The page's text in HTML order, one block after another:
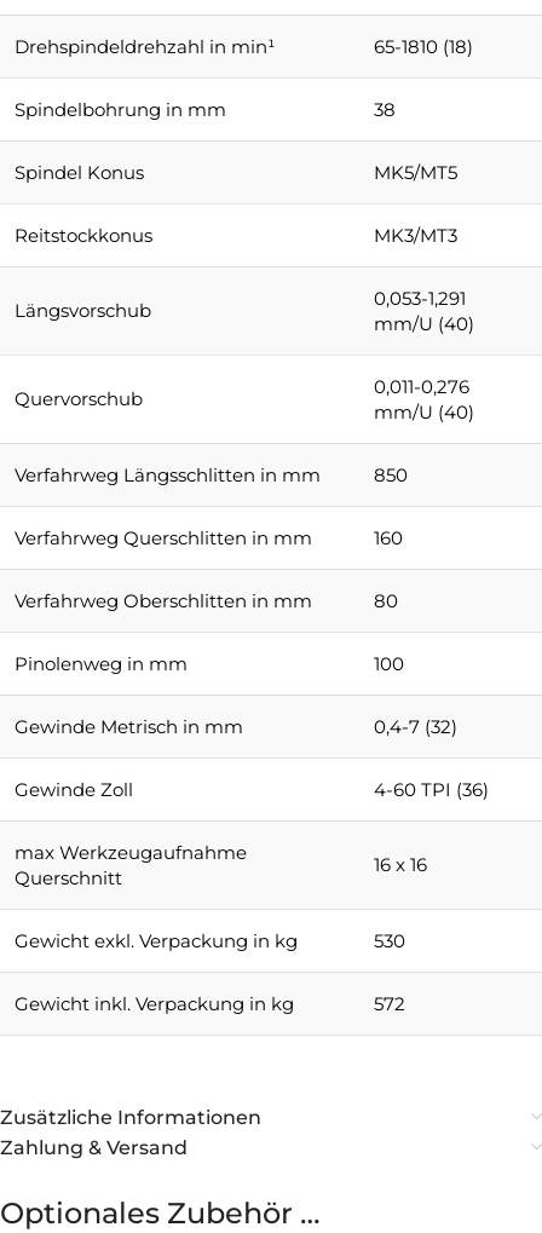
Drehspindeldrehzahl in min¹ 65-1810 (18)
Spindelbohrung in mm 38
Spindel Konus MK5/MT5
Reitstockkonus MK3/MT3
Längsvorschub
0,053-1,291
mm/U (40)
Quervorschub
0,011-0,276
mm/U (40)
Verfahrweg Längsschlitten in mm 850
Verfahrweg Querschlitten in mm 160
Verfahrweg Oberschlitten in mm 80
Pinolenweg in mm 100
Gewinde Metrisch in mm 0,4-7 (32)
Gewinde Zoll 4-60 TPI (36)
max Werkzeugaufnahme
Querschnitt
16 x 16
Gewicht exkl. Verpackung in kg 530
Gewicht inkl. Verpackung in kg 572
Zusätzliche Informationen
Zahlung & Versand
Optionales Zubehör …